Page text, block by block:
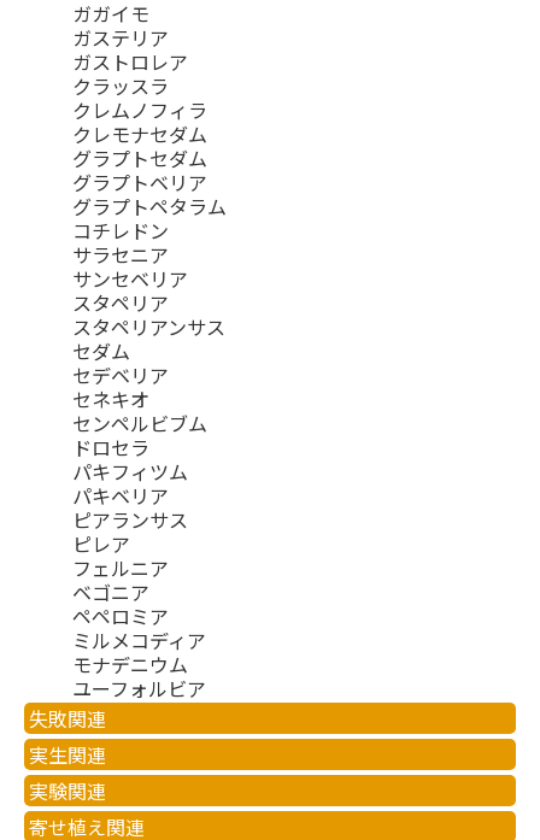
ガガイモ
ガステリア
ガストロレア
クラッスラ
クレムノフィラ
クレモナセダム
グラプトセダム
グラプトベリア
グラプトペタラム
コチレドン
サラセニア
サンセベリア
スタペリア
スタペリアンサス
セダム
セデベリア
セネキオ
センペルビブム
ドロセラ
パキフィツム
パキベリア
ピアランサス
ピレア
フェルニア
ベゴニア
ペペロミア
ミルメコディア
モナデニウム
ユーフォルビア
失敗関連
実生関連
実験関連
寄せ植え関連